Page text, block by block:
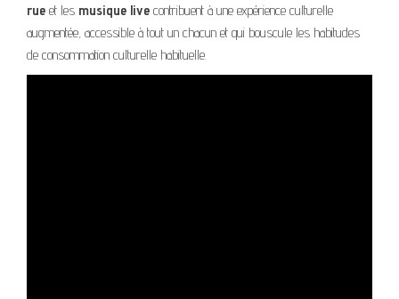
rue et les musique live contribuent à une expérience culturelle
augmentée, accessible à tout un chacun et qui bouscule les habitudes
de consommation culturelle habituelle.